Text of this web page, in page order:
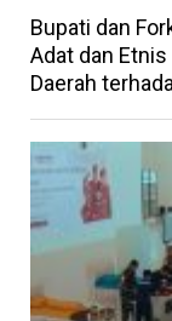
Bupati dan
Adat dan
Daerah